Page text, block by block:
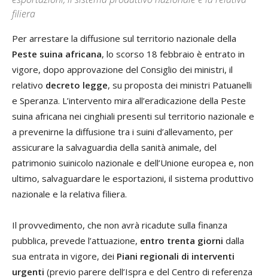
filiera
Per arrestare la diffusione sul territorio nazionale della
Peste suina africana, lo scorso 18 febbraio è entrato in
vigore, dopo approvazione del Consiglio dei ministri, il
relativo decreto legge, su proposta dei ministri Patuanelli
e Speranza. L’intervento mira all’eradicazione della Peste
suina africana nei cinghiali presenti sul territorio nazionale e
a prevenirne la diffusione tra i suini d’allevamento, per
assicurare la salvaguardia della sanità animale, del
patrimonio suinicolo nazionale e dell’Unione europea e, non
ultimo, salvaguardare le esportazioni, il sistema produttivo
nazionale e la relativa filiera.
Il provvedimento, che non avrà ricadute sulla finanza
pubblica, prevede l’attuazione, entro trenta giorni dalla
sua entrata in vigore, dei Piani regionali di interventi
urgenti (previo parere dell’Ispra e del Centro di referenza